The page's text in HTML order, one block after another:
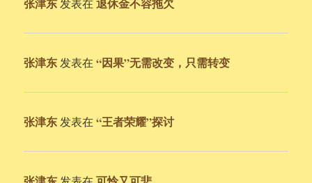
张津东 发表在“因果”无需改变，只需转变
张津东 发表在“王者荣耀”探讨